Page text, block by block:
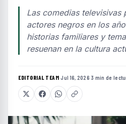
Las comedias televisivas
actores negros en los
historias familiares y
resuenan en la cultura
EDITORIAL TEAM·Jul 16, 2026·3 min de